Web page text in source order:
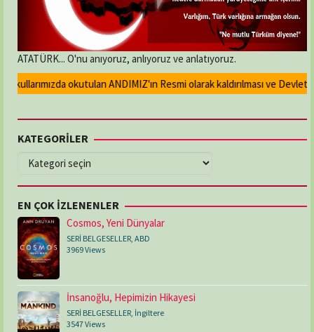
ATATÜRK... O'nu anıyoruz, anlıyoruz ve anlatıyoruz.
okutulan ANDIMIZ'ın Resmi olarak kaldırılması ve Devlet
KATEGORİLER
KATEGORİLER
EN ÇOK İZLENENLER
Cosmos, Yeni Dünyalar
SERİ BELGESELLER, ABD
3969 Views
İnsanoğlu, Hepimizin Hikayesi
SERİ BELGESELLER İngiltere
3547 Views